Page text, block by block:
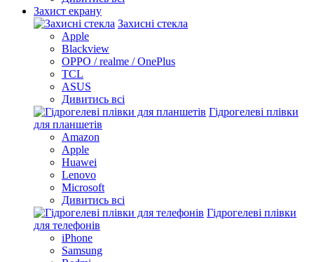
Захист екрану
Захисні стекла
Apple
Blackview
OPPO / realme / OnePlus
TCL
ASUS
Дивитись всі
Гідрогелеві плівки
для планшетів
Amazon
Apple
Huawei
Lenovo
Microsoft
Дивитись всі
Гідрогелеві плівки
для телефонів
iPhone
Samsung